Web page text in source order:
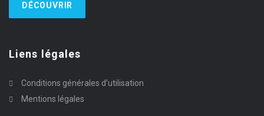
DÉCOUVRIR
Liens légales
Conditions générales d’utilisation
Mentions légales